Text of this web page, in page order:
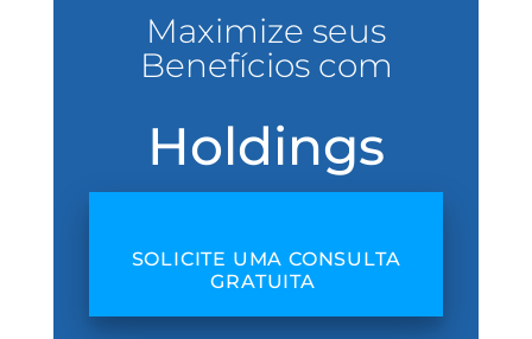
Maximize seus
Benefícios com
Holdings
SOLICITE UMA CONSULTA
GRATUITA